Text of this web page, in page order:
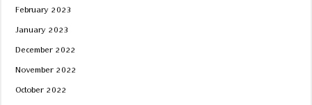
February 2023
January 2023
December 2022
November 2022
October 2022